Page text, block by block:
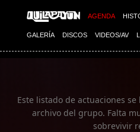
AGENDA
GALERÍA DISCOS VIDEOS/AV
Imagen 01
Este listado de actuaciones
archivo del grupo. Falta
sobrevivir